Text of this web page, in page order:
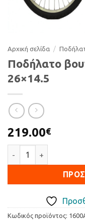
Αρχική σελίδα /
Ποδήλατο
26×14.5
219.00€
Κωδικός προϊόντος: